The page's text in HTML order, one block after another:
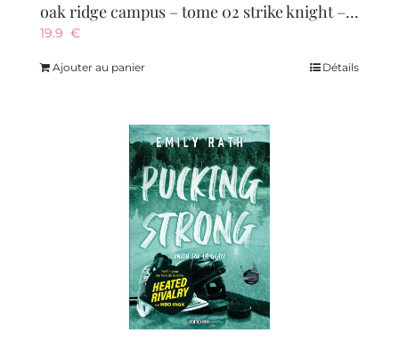
oak ridge campus – tome 02 strike knight – vol02
19.9 €
Ajouter au panier Détails